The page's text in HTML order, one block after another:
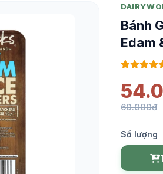
Bánh
Edam
60.000đ
Số lượng